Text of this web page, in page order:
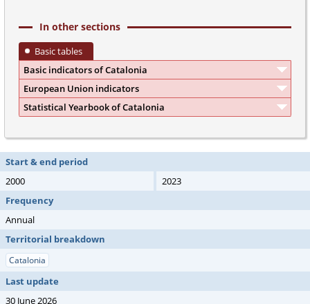
In other sections
Basic tables
Basic indicators of Catalonia
European Union indicators
Statistical Yearbook of Catalonia
Start & end period
2000
2023
Frequency
Annual
Territorial breakdown
Catalonia
Last update
30 June 2026